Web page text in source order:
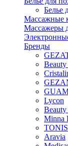
Белье
Массажные
Массажеры
Бренды
Lycon
Beauty
Minna
TONIS
Aravia